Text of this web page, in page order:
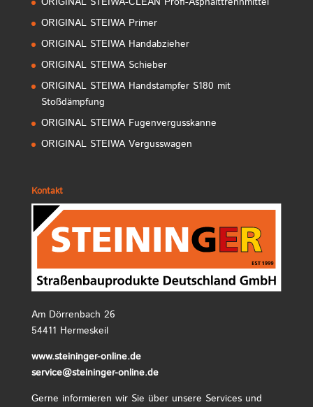
ORIGINAL STEIWA Primer
ORIGINAL STEIWA Handabzieher
ORIGINAL STEIWA Schieber
ORIGINAL STEIWA Handstampfer S180 mit
Stoßdämpfung
ORIGINAL STEIWA Fugenvergusskanne
ORIGINAL STEIWA Vergusswagen
Kontakt
Am Dörrenbach 26
54411 Hermeskeil
www.steininger-online.de
service@steininger-online.de
Gerne informieren wir Sie über unsere Services und